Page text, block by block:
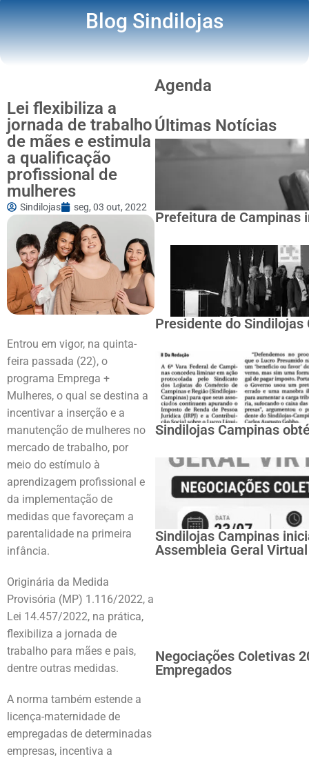
Blog Sindilojas
Lei flexibiliza a
jornada de trabalho
de mães e estimula
a qualificação
profissional de
mulheres
Sindilojas seg, 03 out, 2022
Entrou em vigor, na quinta-
feira passada (22), o
programa Emprega +
Mulheres, o qual se destina a
incentivar a inserção e a
manutenção de mulheres no
mercado de trabalho, por
meio do estímulo à
aprendizagem profissional e
da implementação de
medidas que favoreçam a
parentalidade na primeira
infância.
Originária da Medida
Provisória (MP) 1.116/2022, a
Lei 14.457/2022, na prática,
flexibiliza a jornada de
trabalho para mães e pais,
dentre outras medidas.
A norma também estende a
licença-maternidade de
empregadas de determinadas
empresas, incentiva a
Agenda
Últimas Notícias
Prefeitura de Campinas
Presidente do Sindilojas
Sindilojas Campinas
Sindilojas Campinas
Assembleia Geral Virtual
Negociações Coletivas
Empregados